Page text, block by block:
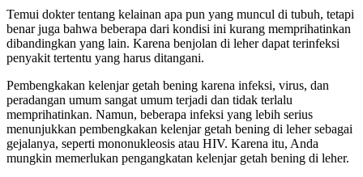
Temui dokter tentang kelainan apa pun yang muncul di tubuh, tetapi
benar juga bahwa beberapa dari kondisi ini kurang memprihatinkan
dibandingkan yang lain. Karena benjolan di leher dapat terinfeksi
penyakit tertentu yang harus ditangani.
Pembengkakan kelenjar getah bening karena infeksi, virus, dan
peradangan umum sangat umum terjadi dan tidak terlalu
memprihatinkan. Namun, beberapa infeksi yang lebih serius
menunjukkan pembengkakan kelenjar getah bening di leher sebagai
gejalanya, seperti mononukleosis atau HIV. Karena itu, Anda
mungkin memerlukan pengangkatan kelenjar getah bening di leher.